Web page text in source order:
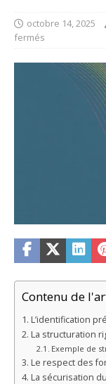
octobre 14, 2025
fermés
Contenu de
L’identification
La structuration
Exemple de
Le respect des
La sécurisation